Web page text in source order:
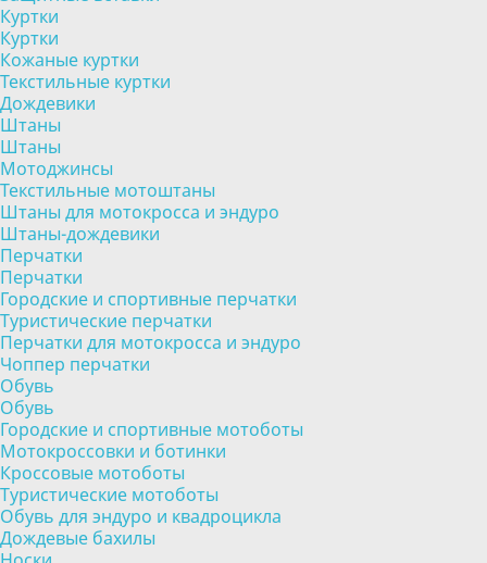
Куртки
Куртки
Кожаные куртки
Текстильные куртки
Дождевики
Штаны
Штаны
Мотоджинсы
Текстильные мотоштаны
Штаны для мотокросса и эндуро
Штаны-дождевики
Перчатки
Перчатки
Городские и спортивные перчатки
Туристические перчатки
Перчатки для мотокросса и эндуро
Чоппер перчатки
Обувь
Обувь
Городские и спортивные мотоботы
Мотокроссовки и ботинки
Кроссовые мотоботы
Туристические мотоботы
Обувь для эндуро и квадроцикла
Дождевые бахилы